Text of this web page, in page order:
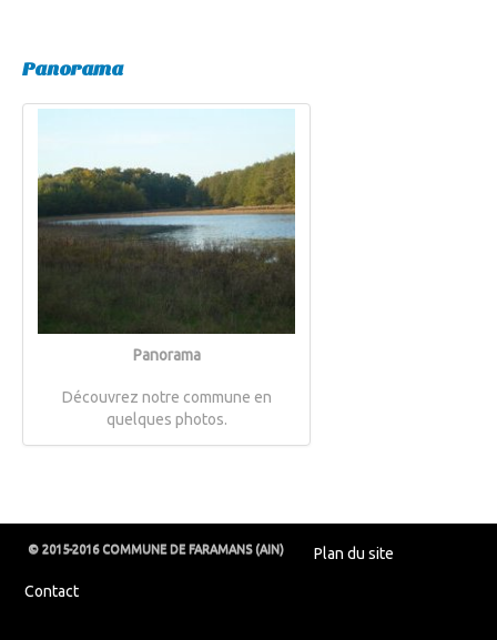
Panorama
Panorama
Découvrez notre commune en
quelques photos.
© 2015-2016 COMMUNE DE FARAMANS (AIN) Plan du site
Contact